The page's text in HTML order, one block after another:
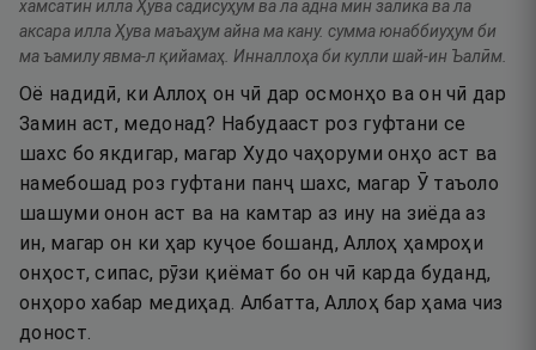
хамсатин илла Ҳува садисуҳум ва ла адна мин залика ва ла
аксара илла Ҳува маъаҳум айна ма кану. сумма юнаббиуҳум би
ма ъамилу явма-л қийамаҳ. Инналлоҳа би кулли шай-ин Ъалӣм.
Оё надидӣ, ки Аллоҳ он чӣ дар осмонҳо ва он чӣ дар
Замин аст, медонад? Набудааст роз гуфтани се
шахс бо якдигар, магар Худо чаҳоруми онҳо аст ва
намебошад роз гуфтани панҷ шахс, магар Ӯ таъоло
шашуми онон аст ва на камтар аз ину на зиёда аз
ин, магар он ки ҳар куҷое бошанд, Аллоҳ ҳамроҳи
онҳост, сипас, рӯзи қиёмат бо он чӣ карда буданд,
онҳоро хабар медиҳад. Албатта, Аллоҳ бар ҳама чиз
доност.